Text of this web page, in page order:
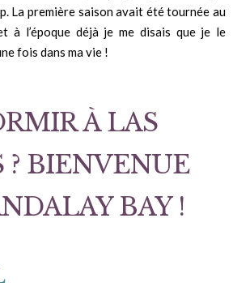
La première saison avait été tournée au
à l’époque déjà je me disais que je le
fois dans ma vie !
À LAS
? BIENVENUE
BAY !